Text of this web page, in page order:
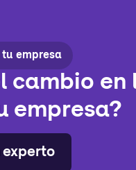
empresa
cambio en
empresa?
experto